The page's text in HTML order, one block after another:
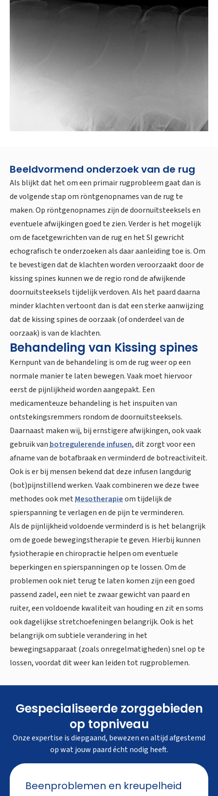
Beeldvormend onderzoek van de rug
Als blijkt dat het om een primair rugprobleem gaat dan is
de volgende stap om röntgenopnames van de rug te
maken. Op röntgenopnames zijn de doornuitsteeksels en
eventuele afwijkingen goed te zien. Verder is het mogelijk
om de facetgewrichten van de rug en het SI gewricht
echografisch te onderzoeken als daar aanleiding toe is. Om
te bevestigen dat de klachten worden veroorzaakt door de
kissing spines kunnen we de regio rond de afwijkende
doornuitsteeksels tijdelijk verdoven. Als het paard daarna
minder klachten vertoont dan is dat een sterke aanwijzing
dat de kissing spines de oorzaak (of onderdeel van de
oorzaak) is van de klachten.
Behandeling van Kissing spines
Kernpunt van de behandeling is om de rug weer op een
normale manier te laten bewegen. Vaak moet hiervoor
eerst de pijnlijkheid worden aangepakt. Een
medicamenteuze behandeling is het inspuiten van
ontstekingsremmers rondom de doornuitsteeksels.
Daarnaast maken wij, bij ernstigere afwijkingen, ook vaak
gebruik vanbotregulerende infusen, dit zorgt voor een
afname van de botafbraak en verminderd de botreactiviteit.
Ook is er bij mensen bekend dat deze infusen langdurig
(bot)pijnstillend werken. Vaak combineren we deze twee
methodes ook metMesotherapieom tijdelijk de
spierspanning te verlagen en de pijn te verminderen.
Als de pijnlijkheid voldoende verminderd is is het belangrijk
om de goede bewegingstherapie te geven. Hierbij kunnen
fysiotherapie en chiropractie helpen om eventuele
beperkingen en spierspanningen op te lossen. Om de
problemen ook niet terug te laten komen zijn een goed
passend zadel, een niet te zwaar gewicht van paard en
ruiter, een voldoende kwaliteit van houding en zit en soms
ook dagelijkse stretchoefeningen belangrijk. Ook is het
belangrijk om subtiele verandering in het
bewegingsapparaat (zoals onregelmatigheden) snel op te
lossen, voordat dit weer kan leiden tot rugproblemen.
Gespecialiseerde zorggebieden
op topniveau
Onze expertise is diepgaand, bewezen en altijd afgestemd
op wat jouw paard écht nodig heeft.
Beenproblemen en kreupelheid